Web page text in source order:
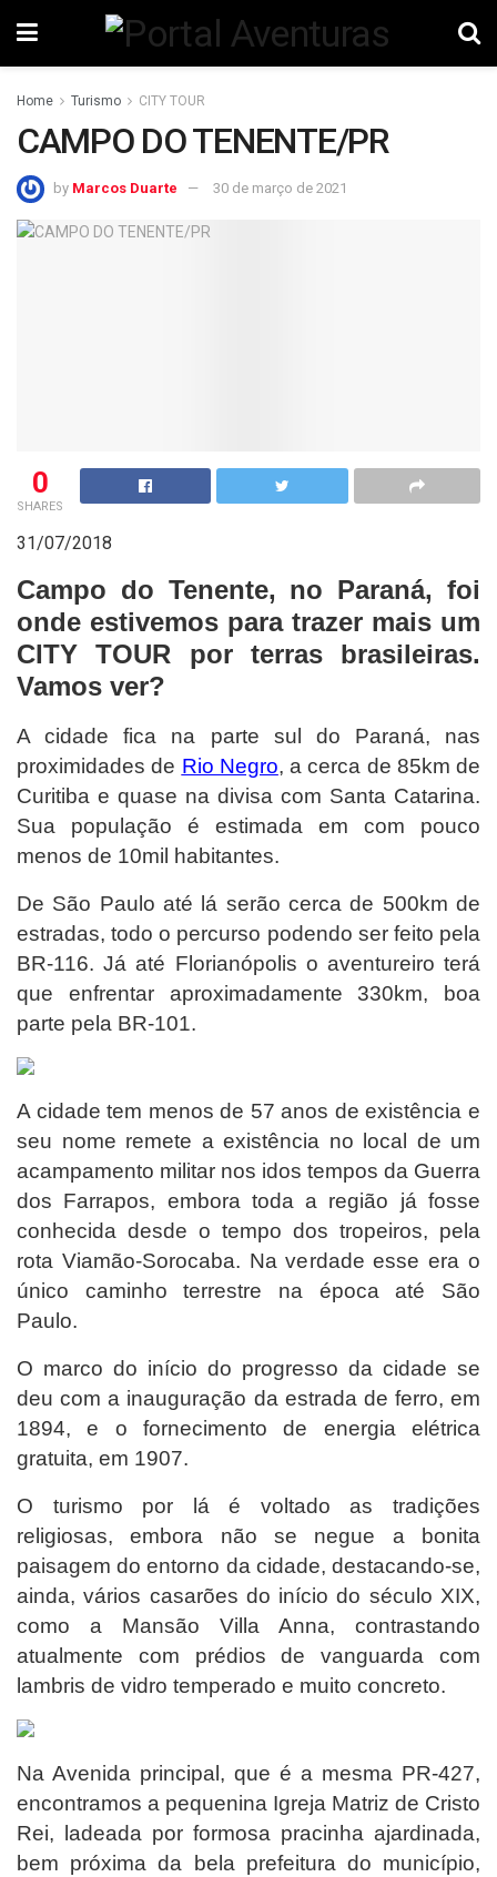
Home Turismo CITY TOUR
CAMPO DO TENENTE/PR
by Marcos Duarte 30 de março de 2021
0
SHARES
31/07/2018
Campo do Tenente, no Paraná, foi
onde estivemos para trazer mais um
CITY TOUR por terras brasileiras.
Vamos ver?
A cidade fica na parte sul do Paraná, nas
proximidades de Rio Negro, a cerca de 85km de
Curitiba e quase na divisa com Santa Catarina.
Sua população é estimada em com pouco
menos de 10mil habitantes.
De São Paulo até lá serão cerca de 500km de
estradas, todo o percurso podendo ser feito pela
BR-116. Já até Florianópolis o aventureiro terá
que enfrentar aproximadamente 330km, boa
parte pela BR-101.
A cidade tem menos de 57 anos de existência e
seu nome remete a existência no local de um
acampamento militar nos idos tempos da Guerra
dos Farrapos, embora toda a região já fosse
conhecida desde o tempo dos tropeiros, pela
rota Viamão-Sorocaba. Na verdade esse era o
único caminho terrestre na época até São
Paulo.
O marco do início do progresso da cidade se
deu com a inauguração da estrada de ferro, em
1894, e o fornecimento de energia elétrica
gratuita, em 1907.
O turismo por lá é voltado as tradições
religiosas, embora não se negue a bonita
paisagem do entorno da cidade, destacando-se,
ainda, vários casarões do início do século XIX,
como a Mansão Villa Anna, contrastando
atualmente com prédios de vanguarda com
lambris de vidro temperado e muito concreto.
Na Avenida principal, que é a mesma PR-427,
encontramos a pequenina Igreja Matriz de Cristo
Rei, ladeada por formosa pracinha ajardinada,
bem próxima da bela prefeitura do município,